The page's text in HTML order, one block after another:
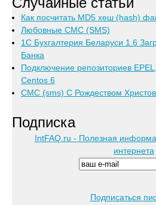
Как посчитать MD5 хеш (hash)
Любовные СМС (SMS)
1C Бухгалтерия Беларуси 1.6
Банка
Подключение репозиториев
Centos 6
СМС (sms) С Рождеством
Подписка
IntFAQ.ru - Полезная
интернета
Подписаться